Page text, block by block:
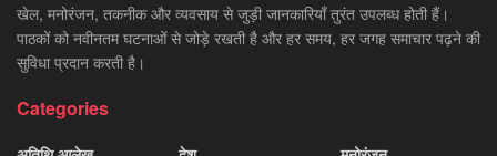
खेल, मनोरंजन, तकनीक और व्यवसाय से जुड़ी जानकारियाँ तुरंत उपलब्ध होती हैं।
पाठकों को नवीनतम घटनाओं से जोड़े रखती है और हर समय, हर जगह समाचार पढ़ने की
सुविधा प्रदान करती है।
Categories